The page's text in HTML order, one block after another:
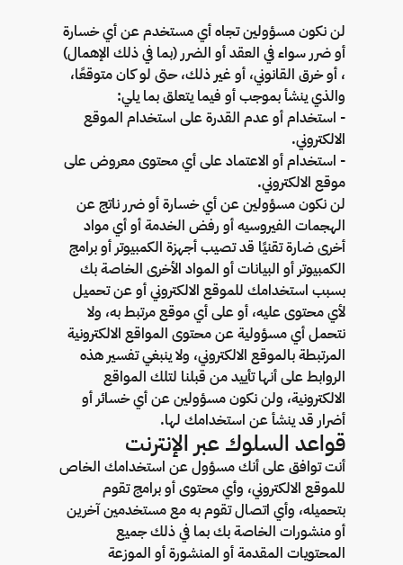
لن نكون مسؤولين تجاه أي مستخدم عن أي خسارة
أو ضرر سواء في العقد أو الضرر (بما في ذلك الإهمال)
، أو خرق القانوني، أو غير ذلك، حتى لو كان متوقعًا،
والذي ينشأ بموجب أو فيما يتعلق بما يلي:
- استخدام أو عدم القدرة على استخدام الموقع
الالكتروني.
- استخدام أو الاعتماد على أي محتوى معروض على
موقع الالكتروني.
لن نكون مسؤولين عن أي خسارة أو ضرر ناتج عن
الهجمات الفيروسيه أو رفض الخدمة أو أي مواد
أخرى ضارة تقنيًا قد تصيب أجهزة الكمبيوتر أو برامج
الكمبيوتر أو البيانات أو المواد الأخرى الخاصة بك
بسبب استخدامك للموقع الالكتروني أو عن تحميل
لأي محتوى عليه، أو على أي موقع مرتبط به، ولا
نتحمل أي مسؤولية عن محتوى المواقع الالكترونية
المرتبطة بالموقع الالكتروني، ولا ينبغي تفسير هذه
الروابط على أنها تأييد من قبلنا لتلك المواقع
الالكترونية، ولن نكون مسؤولين عن أي خسائر أو
أضرار قد ينشأ عن استخدامك لها.
قواعد السلوك عبر الإنترنت
أنت توافق على أنك مسؤول عن استخدامك الخاص
للموقع الالكتروني، وأي محتوى أو برامج تقوم
بتحميله، وأي اتصال تقوم به مع مستخدمين آخرين
أو منشورات الخاصة بك بما في ذلك جميع
المحتويات المقدمة أو المنشورة أو الموزعة